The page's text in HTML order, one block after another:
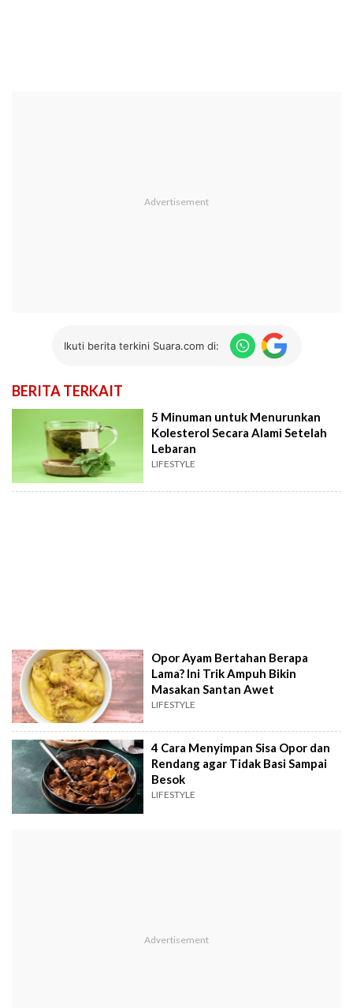
Ikuti berita terkini Suara.com di:
BERITA TERKAIT
5 Minuman untuk Menurunkan
Kolesterol Secara Alami Setelah
Lebaran
LIFESTYLE
Opor Ayam Bertahan Berapa
Lama? Ini Trik Ampuh Bikin
Masakan Santan Awet
LIFESTYLE
4 Cara Menyimpan Sisa Opor dan
Rendang agar Tidak Basi Sampai
Besok
LIFESTYLE